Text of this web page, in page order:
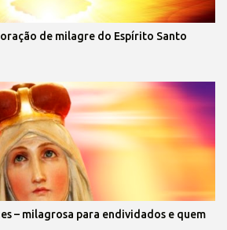
de milagre do Espírito Santo
– milagrosa para endividados e quem